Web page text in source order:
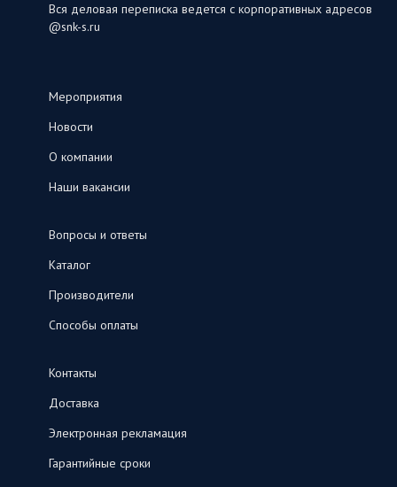
Вся деловая переписка ведется с корпоративных адресов
@snk-s.ru
Мероприятия
Новости
О компании
Наши вакансии
Вопросы и ответы
Каталог
Производители
Способы оплаты
Контакты
Доставка
Электронная рекламация
Гарантийные сроки